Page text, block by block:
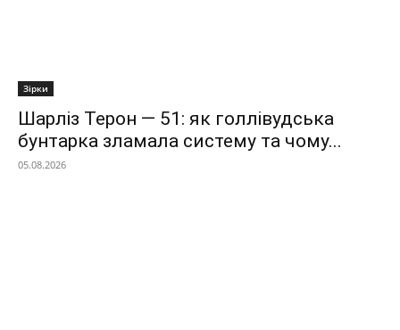
Зірки
Шарліз Терон — 51: як голлівудська
бунтарка зламала систему та чому...
05.08.2026